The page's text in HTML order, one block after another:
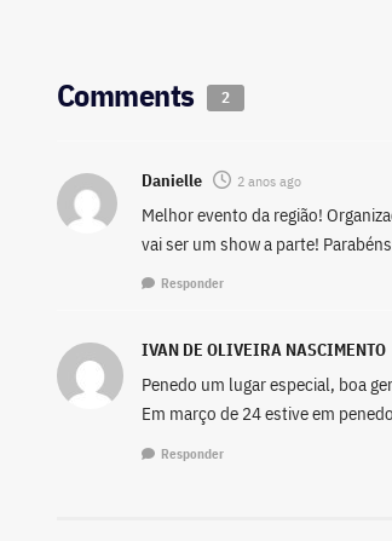
Comments 2
Danielle 2 anos ago
Melhor evento da região!
vai ser um show a parte! Parabéns
Responder
IVAN DE OLIVEIRA NASCIMENTO
Penedo um lugar especial, boa
Em março de 24 estive em
Responder